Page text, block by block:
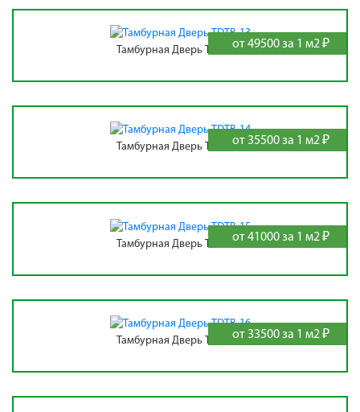
от 49500 за 1 м2 ₽
Тамбурная Дверь TDTB-13
от 35500 за 1 м2 ₽
Тамбурная Дверь TDTB-14
от 41000 за 1 м2 ₽
Тамбурная Дверь TDTB-15
от 33500 за 1 м2 ₽
Тамбурная Дверь TDTB-16